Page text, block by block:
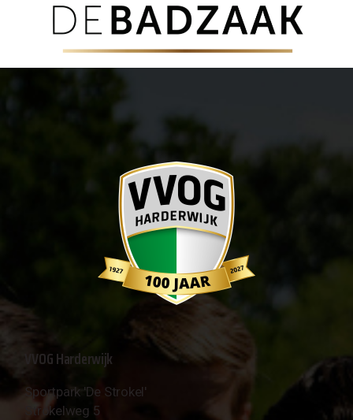
VVOG Harderwijk
Sportpark 'De Strokel'
Strokelweg 5